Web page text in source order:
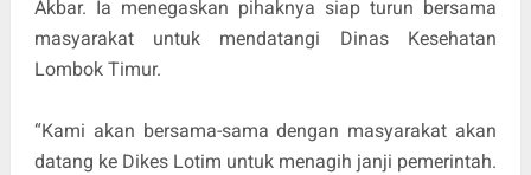
Akbar. Ia menegaskan pihaknya siap turun bersama
masyarakat untuk mendatangi Dinas Kesehatan
Lombok Timur.
“Kami akan bersama-sama dengan masyarakat akan
datang ke Dikes Lotim untuk menagih janji pemerintah.